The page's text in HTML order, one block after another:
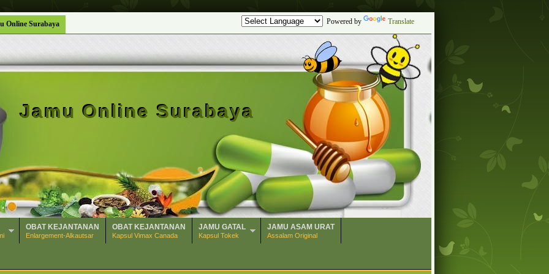
Online Surabaya Powered by Translate
Jamu Online Surabaya
OBAT KEJANTANAN
Enlargement-Alkautsar
OBAT KEJANTANAN
Kapsul Vimax Canada
JAMU GATAL
Kapsul Tokek
JAMU ASAM URAT
Assalam Original